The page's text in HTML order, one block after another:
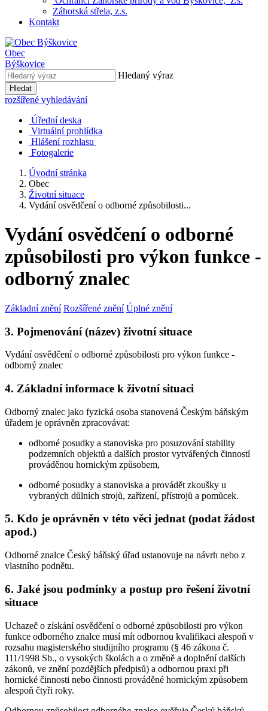
Záhorská střela, z.s.
Kontakt
Obec
Býškovice
Hledaný výraz
Hledat
rozšířené vyhledávání
Úřední deska
Virtuální prohlídka
Hlášení rozhlasu
Fotogalerie
Úvodní stránka
Obec
Životní situace
Vydání osvědčení o odborné způsobilosti...
Vydání osvědčení o odborné
způsobilosti pro výkon funkce -
odborný znalec
Základní znění Rozšířené znění Úplné znění
3. Pojmenování (název) životní situace
Vydání osvědčení o odborné způsobilosti pro výkon funkce -
odborný znalec
4. Základní informace k životní situaci
Odborný znalec jako fyzická osoba stanovená Českým báňským
úřadem je oprávněn zpracovávat:
odborné posudky a stanoviska pro posuzování stability
podzemních objektů a dalších prostor vytvářených činností
prováděnou hornickým způsobem,
odborné posudky a stanoviska a provádět zkoušky u
vybraných důlních strojů, zařízení, přístrojů a pomůcek.
5. Kdo je oprávněn v této věci jednat (podat žádost
apod.)
Odborné znalce Český báňský úřad ustanovuje na návrh nebo z
vlastního podnětu.
6. Jaké jsou podmínky a postup pro řešení životní
situace
Uchazeč o získání osvědčení o odborné způsobilosti pro výkon
funkce odborného znalce musí mít odbornou kvalifikaci alespoň v
rozsahu magisterského studijního programu (§ 46 zákona č.
111/1998 Sb., o vysokých školách a o změně a doplnění dalších
zákonů, ve znění pozdějších předpisů) a odbornou praxi při
hornické činnosti nebo činnosti prováděné hornickým způsobem
alespoň čtyři roky.